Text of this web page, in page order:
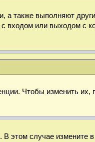
также выполняют
входом или выходом с
Чтобы изменить их,
этом случае измените